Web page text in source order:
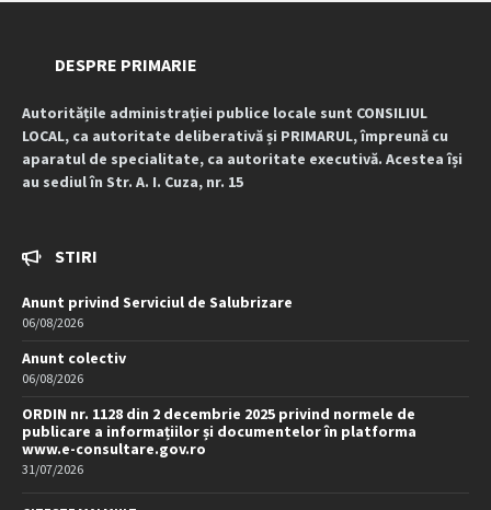
DESPRE PRIMARIE
Autoritățile administrației publice locale sunt CONSILIUL
LOCAL, ca autoritate deliberativă și PRIMARUL, împreună cu
aparatul de specialitate, ca autoritate executivă. Acestea își
au sediul în Str. A. I. Cuza, nr. 15
STIRI
Anunt privind Serviciul de Salubrizare
06/08/2026
Anunt colectiv
06/08/2026
ORDIN nr. 1128 din 2 decembrie 2025 privind normele de
publicare a informațiilor și documentelor în platforma
www.e-consultare.gov.ro
31/07/2026